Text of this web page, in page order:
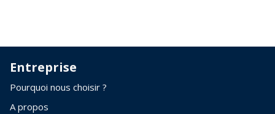
Entreprise
Pourquoi nous choisir ?
A propos